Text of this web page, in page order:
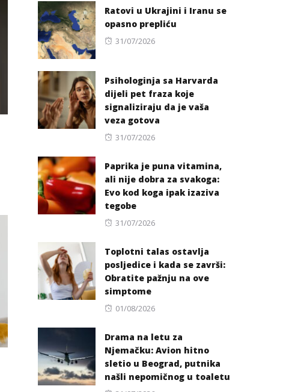
Ratovi u Ukrajini i Iranu se
opasno prepliću
Posted
31/07/2026
Psihologinja sa Harvarda
dijeli pet fraza koje
signaliziraju da je vaša
veza gotova
Posted
31/07/2026
Paprika je puna vitamina,
ali nije dobra za svakoga:
Evo kod koga ipak izaziva
tegobe
Posted
31/07/2026
Toplotni talas ostavlja
posljedice i kada se završi:
Obratite pažnju na ove
simptome
Posted
01/08/2026
Drama na letu za
Njemačku: Avion hitno
sletio u Beograd, putnika
našli nepomičnog u toaletu